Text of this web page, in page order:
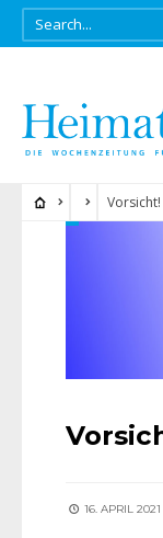
Vorsicht!
16. APRIL 2021